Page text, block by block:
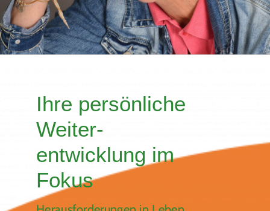
Coaching
Ihre persönliche
Weiter-
entwicklung im
Fokus